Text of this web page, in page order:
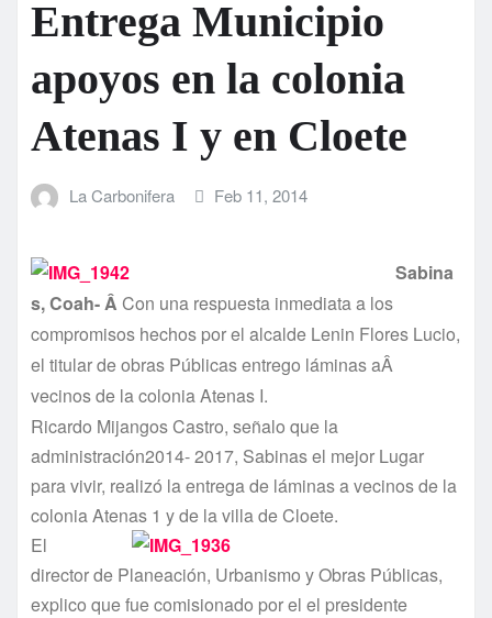
Entrega Municipio
apoyos en la colonia
Atenas I y en Cloete
La Carbonifera Feb 11, 2014
Sabina
s, Coah- Â Con una respuesta inmediata a los
compromisos hechos por el alcalde Lenin Flores Lucio,
el titular de obras Públicas entrego láminas aÂ
vecinos de la colonia Atenas I.
Ricardo Mijangos Castro, señalo que la
administración2014- 2017, Sabinas el mejor Lugar
para vivir, realizó la entrega de láminas a vecinos de la
colonia Atenas 1 y de la villa de Cloete.
El
director de Planeación, Urbanismo y Obras Públicas,
explico que fue comisionado por el el presidente